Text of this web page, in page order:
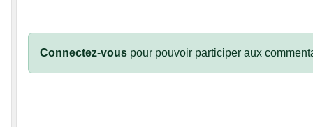
Connectez-vous pour pouvoir participer aux